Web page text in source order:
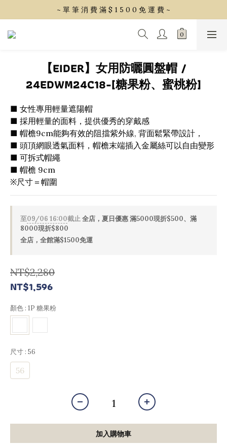
~ 單 筆 消 費 滿 $ 1 5 0 0 免 運 費 ~
~ 單 筆 消 費 滿 $ 1 5 0 0 免 運 費 ~
會 員 享 2% 點 數 回 饋 (1點=1元)
【EIDER】女用防曬圓盤帽 /
24EDWM24C18-[糖果粉、蜜桃粉]
■ 女性專用輕量遮陽帽
■ 採用輕量的面料，提供優秀的穿戴感
■ 帽檐9cm能夠有效的阻擋紫外線, 背面鬆緊帶設計，
■ 頭頂網眼透氣面料，帽檐末端插入金屬絲可以自由變形
■ 可拆式帽繩
■ 帽檐 9cm
※尺寸＝帽圍
至09/06 16:00截止全店，夏日優惠 滿5000現折$500、滿
8000現折$800
全店，全館滿$1500免運
NT$2,280
NT$1,596
顏色 : 1P 糖果粉
尺寸 : 56
56
加入購物車